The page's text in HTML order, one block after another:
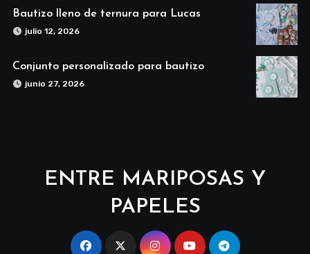
Bautizo lleno de ternura para Lucas
julio 12, 2026
Conjunto personalizado para bautizo
junio 27, 2026
ENTRE MARIPOSAS Y
PAPELES